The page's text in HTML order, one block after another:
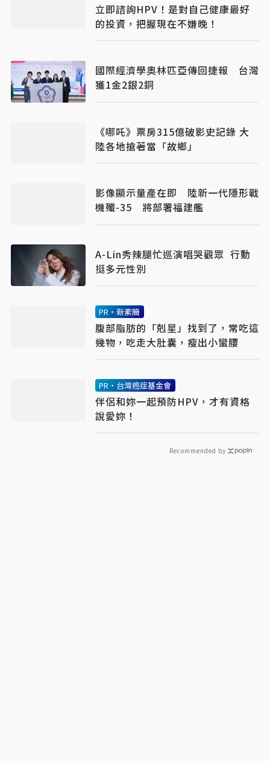
立即諮詢HPV！是對自己健康最好
的投資，把握現在不嫌晚！
國際經濟學奧林匹亞傳回捷報 台灣
獲1金2銀2銅
《哪吒》票房315億破影史記錄 大
陸各地搶著當「故鄉」
影像顯示量產在即 陸新一代隱形戰
機殲-35 將部署福建艦
A-Lin秀辣腿忙巡演唱哭觀眾 行動
挺多元性別
PR・新素簡
腹部脂肪的「剋星」找到了，常吃這
幾物，吃走大肚囊，瘦出小蠻腰
PR・台灣癌症基金會
伴侶和妳一起預防HPV，才有資格
說愛妳！
Recommended by